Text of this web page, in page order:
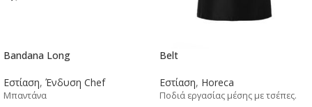
Bandana Long
Εστίαση, Ένδυση Chef
Μπαντάνα
Belt
Εστίαση, Horeca
Ποδιά εργασίας μέσης με τσέπες.